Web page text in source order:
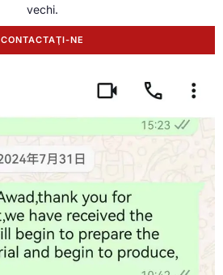
vechi.
CONTACTAŢI-NE